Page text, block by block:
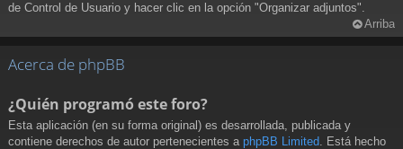
de Control de Usuario y hacer clic en la opción "Organizar adjuntos".
Arriba
Acerca de phpBB
¿Quién programó este foro?
Esta aplicación (en su forma original) es desarrollada, publicada y
contiene derechos de autor pertenecientes a phpBB Limited . Está hecho